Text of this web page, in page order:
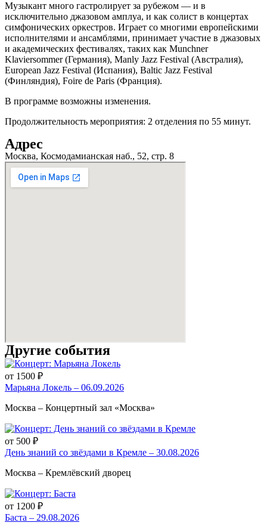
Музыкант много гастролирует за рубежом — и в
исключительно джазовом амплуа, и как солист в концертах
симфонических оркестров. Играет со многими европейскими
исполнителями и ансамблями, принимает участие в джазовых
и академических фестивалях, таких как Munchner
Klaviersommer (Германия), Manly Jazz Festival (Австралия),
European Jazz Festival (Испания), Baltic Jazz Festival
(Финляндия), Foire de Paris (Франция).
В программе возможны изменения.
Продолжительность мероприятия: 2 отделения по 55 минут.
Адрес
Москва, Космодамианская наб., 52, стр. 8
Другие события
от 1500 ₽
Марьяна Локель – 06.09.2026
Москва – Концертный зал «Москва»
от 500 ₽
День знаний со звёздами в Кремле – 30.08.2026
Москва – Кремлёвский дворец
от 1200 ₽
Баста – 29.08.2026